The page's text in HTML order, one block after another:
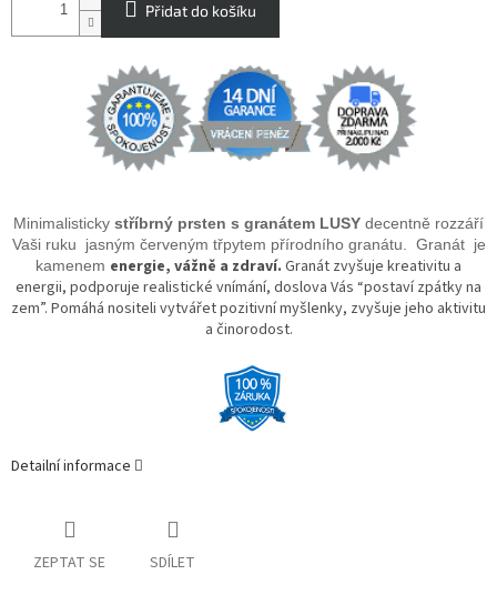
Přidat do košíku
Minimalisticky stříbrný prsten s granátem LUSY decentně rozzáří
Vaši ruku jasným červeným třpytem přírodního granátu. Granát je
kamenem energie, vážně a zdraví. Granát zvyšuje kreativitu a
energii, podporuje realistické vnímání, doslova Vás “postaví zpátky na
zem”. Pomáhá nositeli vytvářet pozitivní myšlenky, zvyšuje jeho aktivitu
a činorodost.
Detailní informace
ZEPTAT SE SDÍLET